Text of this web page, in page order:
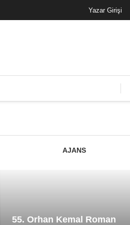
Yazar Girişi
AJANS
55. Orhan Kemal Roman